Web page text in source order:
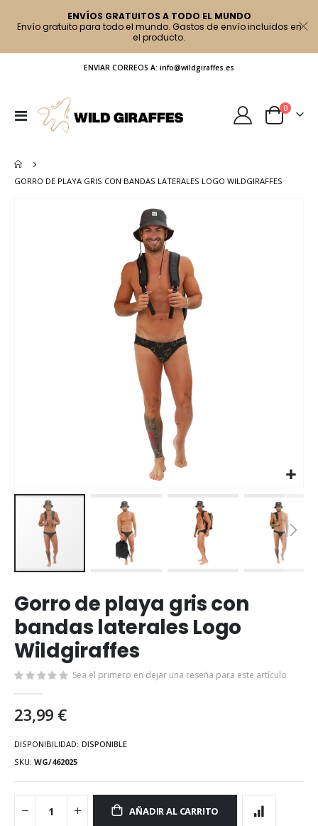
ENVÍOS GRATUITOS A TODO EL MUNDO
Envío gratuito para todo el mundo. Gastos de envío incluidos en
el producto.
ENVIAR CORREOS A: info@wildgiraffes.es
Toggle
Nav
Cart
0artículos
GORRO DE PLAYA GRIS CON BANDAS LATERALES LOGO WILDGIRAFFES
al
comienzo
de
la
galería
de
Gorro de playa gris con
bandas laterales Logo
Wildgiraffes
Sea el primero en dejar una reseña para este artículo
23,99 €
DISPONIBILIDAD: DISPONIBLE
SKU WG/462025
AÑADIR AL CARRITO